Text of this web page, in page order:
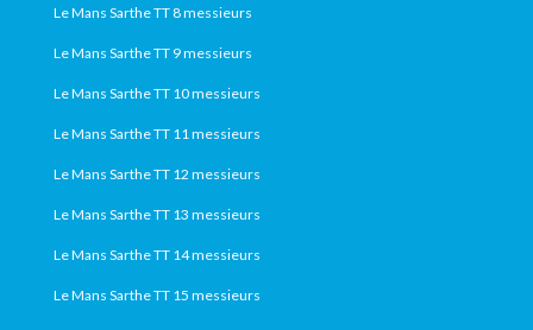
Le Mans Sarthe TT 8 messieurs
Le Mans Sarthe TT 9 messieurs
Le Mans Sarthe TT 10 messieurs
Le Mans Sarthe TT 11 messieurs
Le Mans Sarthe TT 12 messieurs
Le Mans Sarthe TT 13 messieurs
Le Mans Sarthe TT 14 messieurs
Le Mans Sarthe TT 15 messieurs